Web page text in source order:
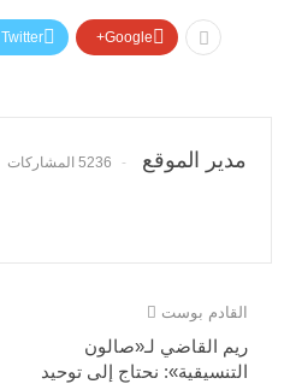
Twitter Google+
مدير الموقع 5236 المشاركات
القادم بوست
ريم القاضي لـ«صالون
التنسيقية»: نحتاج إلى توحيد